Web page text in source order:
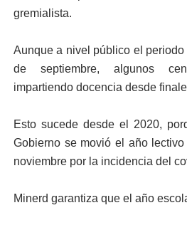
gremialista.
Aunque a nivel público el
de septiembre, algunos
impartiendo docencia desde
Esto sucede desde el 2020,
Gobierno se movió el año
noviembre por la incidencia del
Minerd garantiza que el año